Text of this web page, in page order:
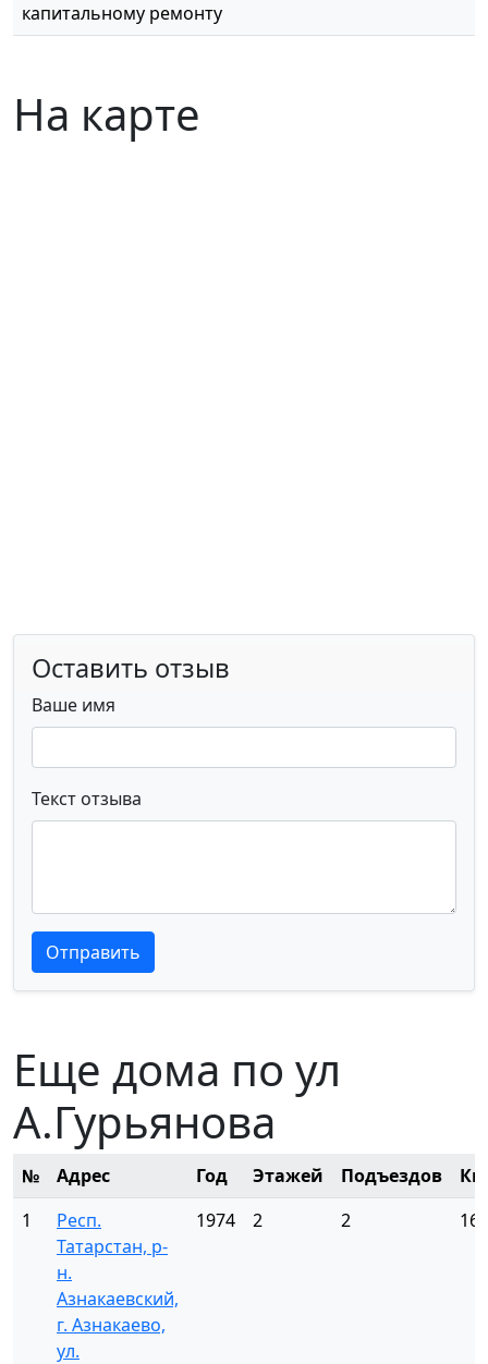
капитальному ремонту
На карте
Оставить отзыв
Ваше имя
Текст отзыва
Текст отзыва
Текст отзыва
Отправить
Еще дома по ул
А.Гурьянова
№ Адрес Год Этажей Подъездов
1
Респ.
Татарстан, р-
н.
Азнакаевский,
г. Азнакаево,
ул.
1974 2 2 16